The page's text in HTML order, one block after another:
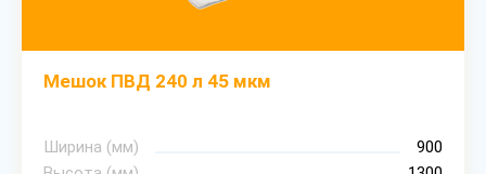
Мешок ПВД 240 л 45 мкм
Ширина (мм)
900